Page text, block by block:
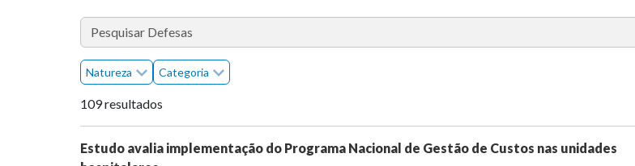
Natureza Categoria
109 resultados
Estudo avalia implementação do Programa Nacional de Gestão de Custos nas unidades